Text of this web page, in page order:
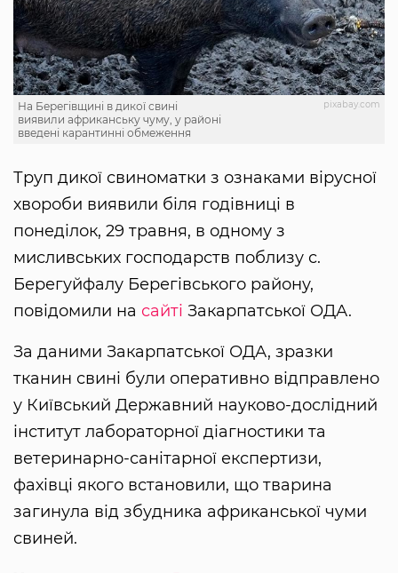
pixabay.com
На Берегівщині в дикої свині
виявили африканську чуму, у районі
введені карантинні обмеження
Труп дикої свиноматки з ознаками вірусної
хвороби виявили біля годівниці в
понеділок, 29 травня, в одному з
мисливських господарств поблизу с.
Берегуйфалу Берегівського району,
повідомили на сайті Закарпатської ОДА.
За даними Закарпатської ОДА, зразки
тканин свині були оперативно відправлено
у Київський Державний науково-дослідний
інститут лабораторної діагностики та
ветеринарно-санітарної експертизи,
фахівці якого встановили, що тварина
загинула від збудника африканської чуми
свиней.